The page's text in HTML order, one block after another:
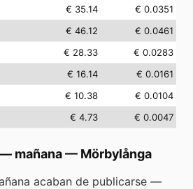
€ 35.14
€ 0.0351
€ 46.12
€ 0.0461
€ 28.33
€ 0.0283
€ 16.14
€ 0.0161
€ 10.38
€ 0.0104
€ 4.73 € 0.0047
mañana— Mörbylånga
acaban de publicarse —